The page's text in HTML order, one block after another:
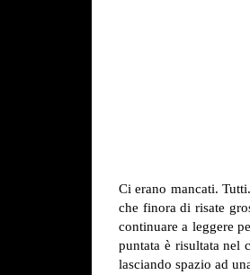
Ci erano mancati.
che finora di risate
continuare a leggere
puntata è risultata nel
lasciando spazio ad